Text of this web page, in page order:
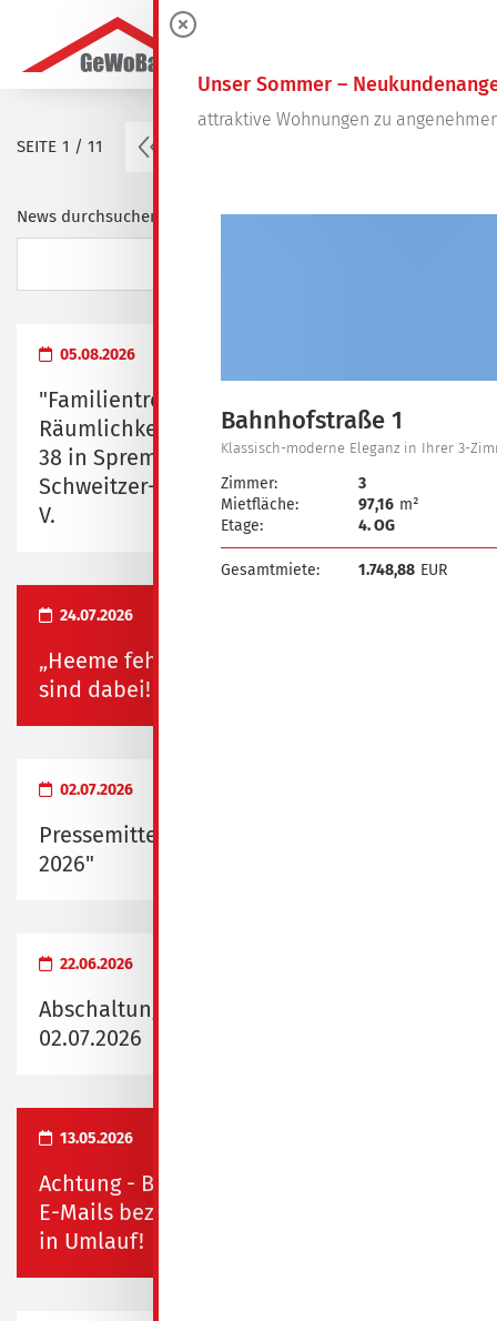
SEITE 1 / 11
News durchsuchen ...
05.08.2026
"Familientreff" - Übergabe der
Räumlichkeiten in der Dresdener Straße
38 in Spremberg an das Albert-
Schweitzer-Familienwerk Brandenburg e.
V.
24.07.2026
„Heeme fehlste“ und „Heimatfest“ – wir
sind dabei!
02.07.2026
Pressemitteilung zum "Probewohnen
2026"
22.06.2026
Abschaltung Fernwärme vom 29.06.2026 -
02.07.2026
13.05.2026
Achtung - Betrug in Spremberg! Falsche
E-Mails bezüglich Rauchmelderkontrolle
in Umlauf!
Unser Sommer –
attraktive Wohnungen zu
Bahnhofstraße 1
Klassisch-moderne Eleganz in Ihrer 3-
Zimmer:
3
Mietfläche:
97,16 m²
Etage:
4. OG
Gesamtmiete: 1.748,88 EUR